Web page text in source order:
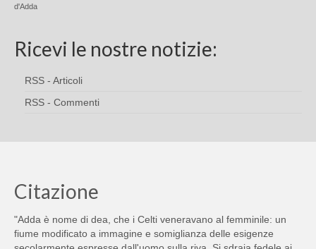
d'Adda
Ricevi le nostre notizie:
RSS - Articoli
RSS - Commenti
Citazione
"Adda è nome di dea, che i Celti veneravano al femminile: un
fiume modificato a immagine e somiglianza delle esigenze